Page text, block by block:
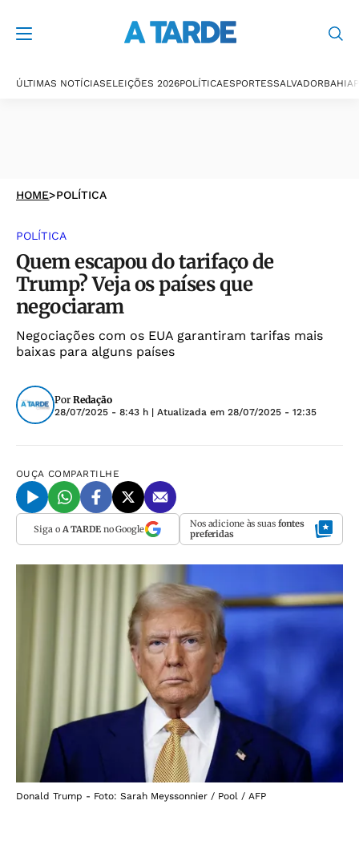
ÚLTIMAS NOTÍCIASELEIÇÕES 2026POLÍTICAESPORTESSALVADORBAHIA
HOME>POLÍTICA
POLÍTICA
Quem escapou do tarifaço de
Trump? Veja os países que
negociaram
Negociações com os EUA garantiram tarifas mais
baixas para alguns países
Por Redação
28/07/2025 - 8:43 h | Atualizada em 28/07/2025 - 12:35
OUÇA COMPARTILHE
Siga o A TARDEno Google Nos adicione às suas fontes
preferidas
Donald Trump - Foto: Sarah Meyssonnier / Pool / AFP